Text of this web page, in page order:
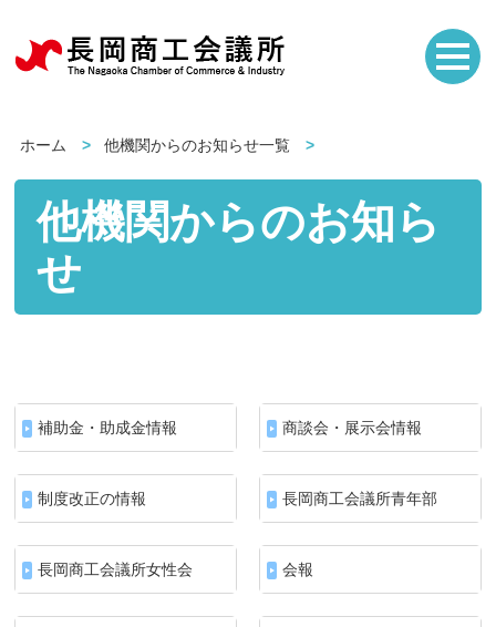
ホーム 他機関からのお知らせ一覧
他機関からのお知ら
せ
補助金・助成金情報 商談会・展示会情報
制度改正の情報 長岡商工会議所青年部
長岡商工会議所女性会 会報